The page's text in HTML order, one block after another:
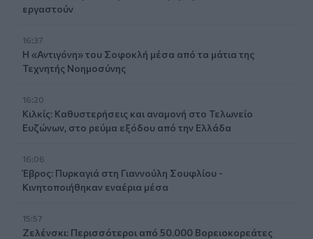
εργαστούν
16:37
Η «Αντιγόνη» του Σοφοκλή μέσα από τα μάτια της
Τεχνητής Νοημοσύνης
16:20
Κιλκίς: Καθυστερήσεις και αναμονή στο Τελωνείο
Ευζώνων, στο ρεύμα εξόδου από την Ελλάδα
16:06
Έβρος: Πυρκαγιά στη Γιαννούλη Σουφλίου -
Κινητοποιήθηκαν εναέρια μέσα
15:57
Ζελένσκι: Περισσότεροι από 50.000 Βορειοκορεάτες